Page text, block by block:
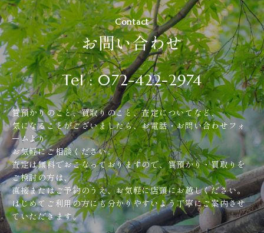
Contact
お問い合わせ
Tel : 072-422-2974
質預かりのこと、買取りのこと、査定についてなど、
気になることがございましたら、お電話・お問い合わせフォ
ームより
お気軽にご相談ください。
査定は無料でおこなっておりますので、質預かり・買取りを
ご検討の方は、
直接またはご予約のうえ、お気軽に店頭にお越しください。
はじめてご利用の方にも分かりやすいよう丁寧にご案内させ
ていただきます。